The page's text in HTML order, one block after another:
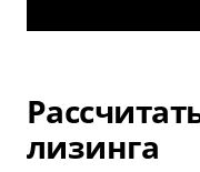
лизинга